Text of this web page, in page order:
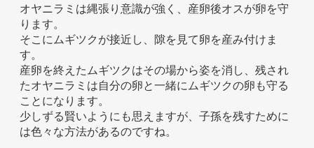
オヤニラミは縄張り意識が強く、産卵後オスが卵を守
ります。
そこにムギツクが接近し、隙を見て卵を産み付けま
す。
産卵を終えたムギツクはその場から姿を消し、残され
たオヤニラミは自分の卵と一緒にムギツクの卵も守る
ことになります。
少しずる賢いようにも思えますが、子孫を残すために
は色々な方法があるのですね。